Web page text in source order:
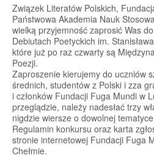
Związek Literatów Polskich,
Państwowa Akademia Nauk
wielką przyjemność zaprosić Was
Debiutach Poetyckich im.
które już po raz czwarty są
Poezji.
Zaproszenie kierujemy do uczniów
średnich, studentów z Polski i zza
i członków Fundacji Fuga Mundi w
przeglądzie, należy nadesłać trzy
nigdzie wiersze o dowolnej
Regulamin konkursu oraz karta
stronie internetowej Fundacji Fuga
Chełmie.